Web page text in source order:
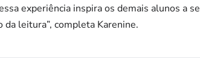
experiência inspira os demais alunos a se
leitura”, completa Karenine.